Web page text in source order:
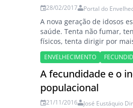
28/02/2017 Portal do
A nova geração de idosos
saúde. Tenta não fumar,
físicos, tenta dirigir por
um nível de escolaridade
contrapõem-se os enormes
população apresenta para…
ENVELHECIMENTO
A fecundidade e o
populacional
21/11/2016 José Eustáquio